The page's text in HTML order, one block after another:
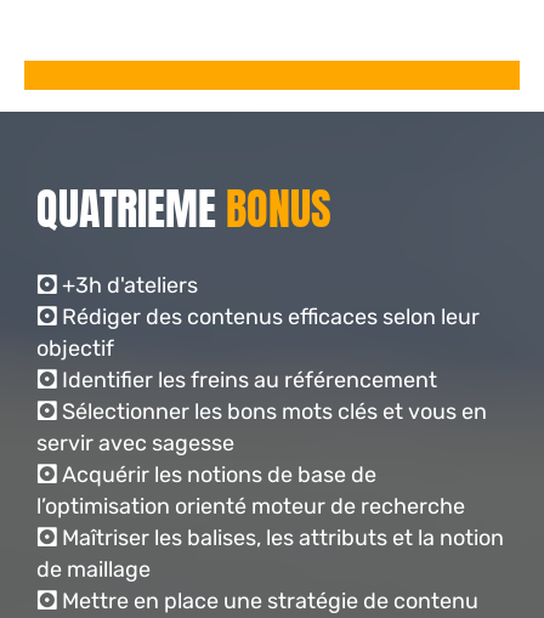
QUATRIEMEBONUS
🖸 +3h d'ateliers
🖸 Rédiger des contenus efficaces selon leur
objectif
🖸 Identifier les freins au référencement
🖸 Sélectionner les bons mots clés et vous en
servir avec sagesse
🖸 Acquérir les notions de base de
l’optimisation orienté moteur de recherche
🖸 Maîtriser les balises, les attributs et la notion
de maillage
🖸 Mettre en place une stratégie de contenu